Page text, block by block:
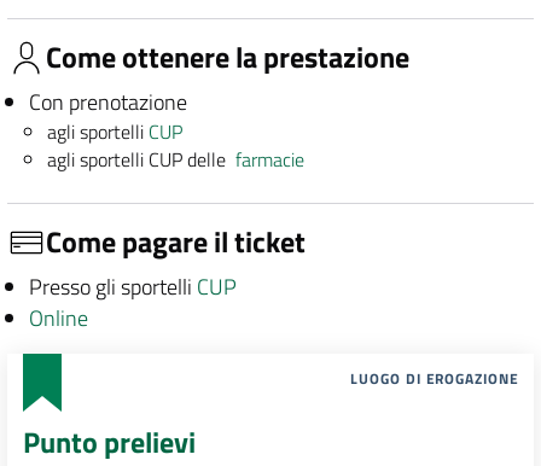
Come ottenere la prestazione
Con prenotazione
agli sportelli CUP
agli sportelli CUP dellefarmacie
Come pagare il ticket
Presso gli sportelli CUP
Online
LUOGO DI EROGAZIONE
Punto prelievi